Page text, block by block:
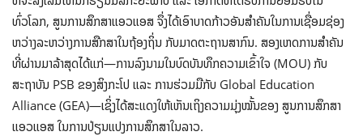
ທົ່ວໂລກ, ສູນການສຶກສາແອວແອສ ຈຶ່ງໄດ້ເອົາບາດກ້າວອັນສຳຄັນໃນການເຊື່ອມຊ່ອງ
ຫວ່າງລະຫວ່າງການສືກສາໃນຖ້ອງຖິ່ນ ກັບມາດຕະຖານສາກົນ. ສອງເຫດການສຳຄັນ
ທີ່ຜ່ານມາລ້າສຸດໄດ້ແກ່—ການລົງນາມໃນບົດບັນທຶກຄວາມເຂົ້າໃຈ (MOU) ກັບ
ສະຖາບັນ PSB ຂອງສິງກະໂປ ແລະ ການຮ່ວມມືກັບ Global Education
Alliance (GEA)—ເຊິ່ງໄດ້ສະແດງໃຫ້ເຫັນເຖິງຄວາມມຸ່ງໝັ້ນຂອງ ສູນການສຶກສາ
ແອວແອສ ໃນການປ່ຽນແປງການສຶກສາໃນລາວ.